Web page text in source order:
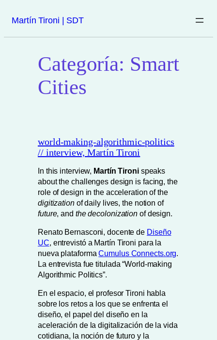
Martín Tironi | SDT
Categoría: Smart
Cities
world-making-algorithmic-politics
// interview, Martín Tironi
In this interview, Martín Tironispeaks
about the challenges design is facing, the
role of design in the acceleration of the
digitizationof daily lives, the notion of
future, and the decolonization of design.
Renato Bernasconi, docente de Diseño
UC, entrevistó a Martín Tironi para la
nueva plataformaCumulus Connects.org.
La entrevista fue titulada “World-making
Algorithmic Politics”.
En el espacio, el profesor Tironi habla
sobre los retos a los que se enfrenta el
diseño, el papel del diseño en la
aceleración de la digitalización de la vida
cotidiana, la noción de futuro y la